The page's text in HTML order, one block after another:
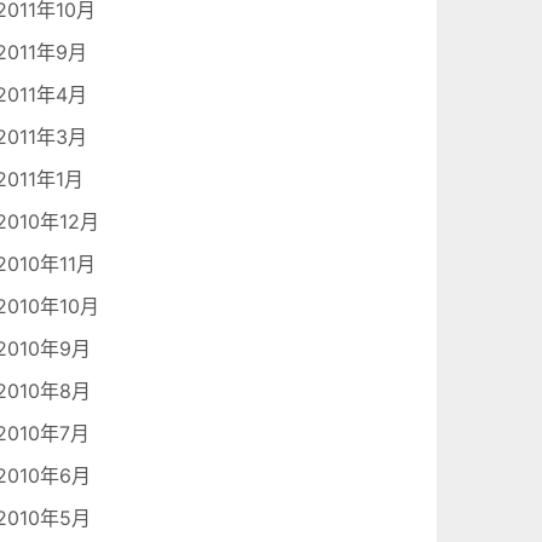
年10月
年9月
年4月
年3月
年1月
年12月
年11月
年10月
年9月
年8月
年7月
年6月
年5月